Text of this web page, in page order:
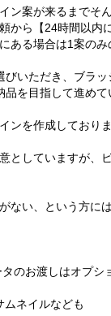
ン案が来るまでそ
ら【24時間以内
る場合は1案のみ
いただき、ブラッ
を目指して進めて
ンを作成しており
としていますが、
ない、という方に
のお渡しはオプシ
ネイルなども